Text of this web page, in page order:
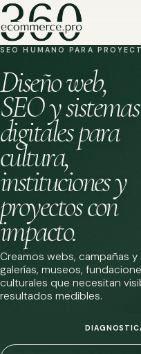
SEO HUMANO PARA
Diseño web,
SEO y sistemas
digitales para
cultura,
instituciones y
proyectos con
impacto.
Creamos webs, campañas
galerías, museos,
culturales que necesitan
resultados medibles.